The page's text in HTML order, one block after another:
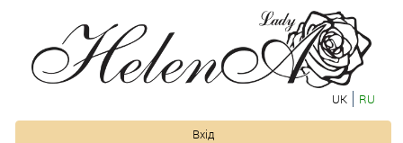
UK RU
Вхід